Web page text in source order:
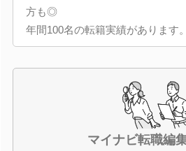
方も◎
年間100名の転籍実績があります。
マイナビ転職編